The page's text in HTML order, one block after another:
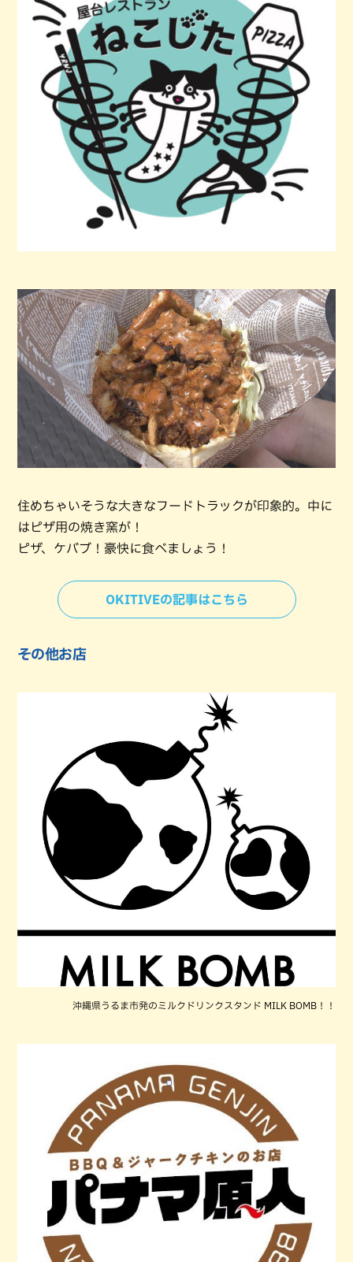
住めちゃいそうな大きなフードトラックが印象的。中に
はピザ用の焼き窯が！
ピザ、ケバブ！豪快に食べましょう！
OKITIVEの記事はこちら
その他お店
沖縄県うるま市発のミルクドリンクスタンド MILK BOMB！！